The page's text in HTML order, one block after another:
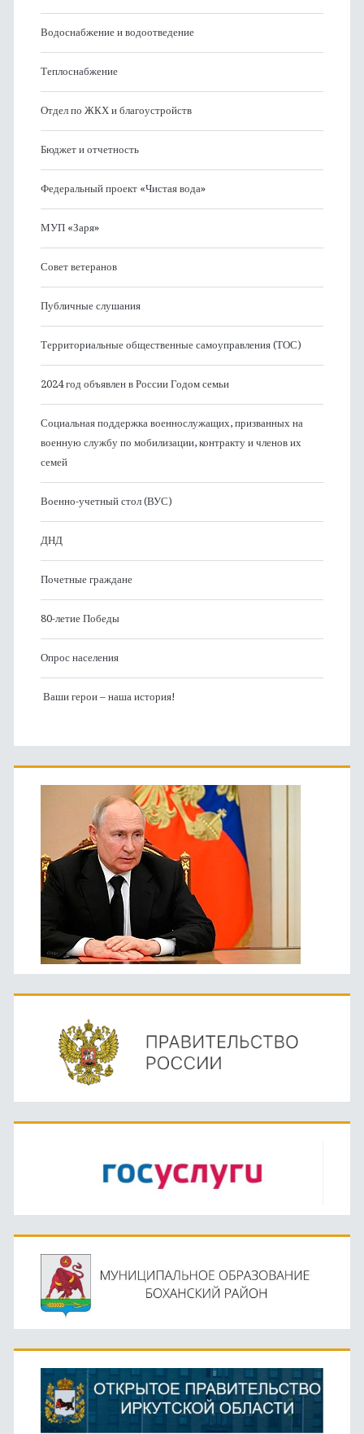
Водоснабжение и водоотведение
Теплоснабжение
Отдел по ЖКХ и благоустройств
Бюджет и отчетность
Федеральный проект «Чистая вода»
МУП «Заря»
Совет ветеранов
Публичные слушания
Территориальные общественные самоуправления (ТОС)
2024 год объявлен в России Годом семьи
Социальная поддержка военнослужащих, призванных на
военную службу по мобилизации, контракту и членов их
семей
Военно-учетный стол (ВУС)
ДНД
Почетные граждане
80-летие Победы
Опрос населения
Ваши герои – наша история!